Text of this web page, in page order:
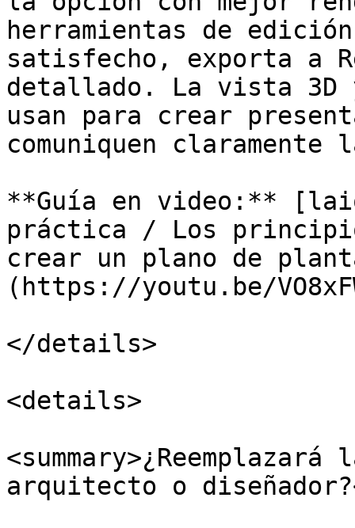
herramientas de
satisfecho, exporta a
detallado. La vista 3D
usan para crear
comuniquen
**Guía en video:**
práctica / Los
crear un plano de
(https://youtu.be/
</details>
<details>
arquitecto o